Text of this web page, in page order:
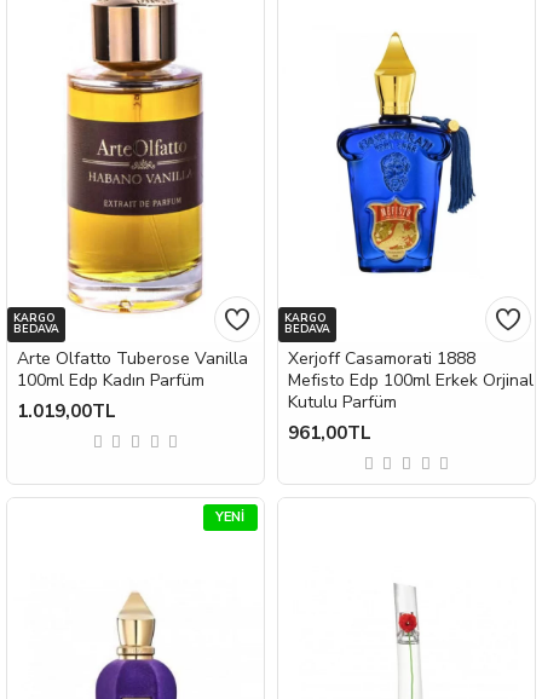
KARGO
BEDAVA
Arte Olfatto Tuberose Vanilla
100ml Edp Kadın Parfüm
1.019,00TL
KARGO
BEDAVA
Xerjoff Casamorati 1888
Mefisto Edp 100ml Erkek Orjinal
Kutulu Parfüm
961,00TL
YENI